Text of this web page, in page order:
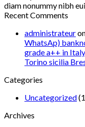
diam nonummy nibh
Recent Comments
administrateur
WhatsAp)
grade a++ in
Torino sicilia
Categories
Uncategorized
Archives